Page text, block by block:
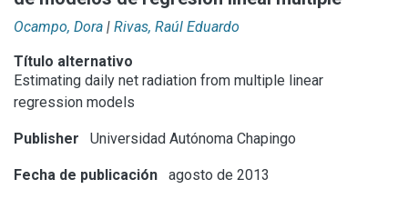
Ocampo, Dora | Rivas, Raúl Eduardo
Título alternativo
Estimating daily net radiation from multiple linear
regression models
Publisher Universidad Autónoma Chapingo
Fecha de publicación agosto de 2013